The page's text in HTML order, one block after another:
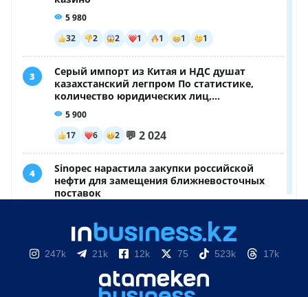
247k 21k 12k 75 523k 17k